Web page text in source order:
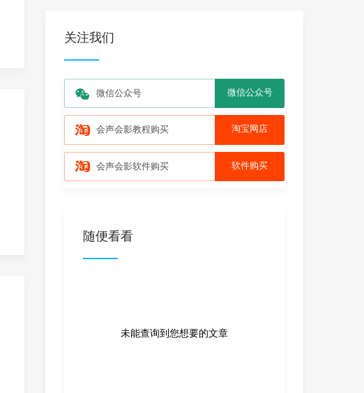
关注我们
微信公众号 微信公众号
会声会影教程购买 淘宝网店
会声会影软件购买 软件购买
随便看看
未能查询到您想要的文章